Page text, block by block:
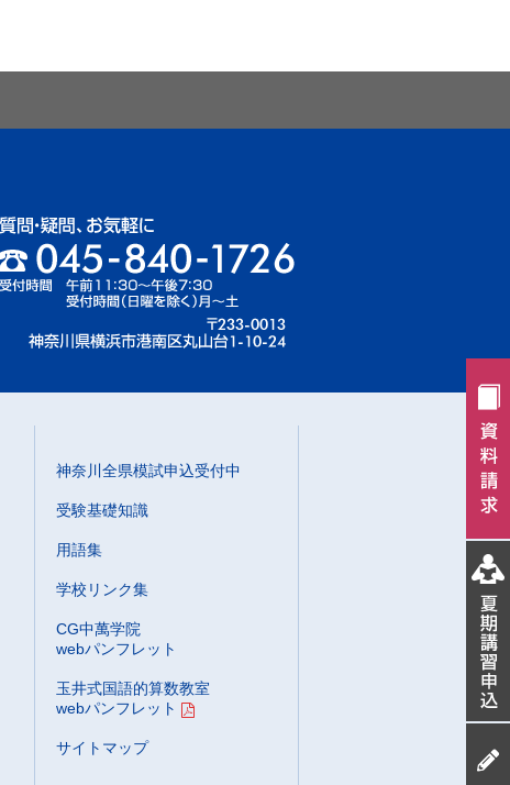
神奈川全県模試申込受付中
受験基礎知識
用語集
学校リンク集
CG中萬学院
webパンフレット
玉井式国語的算数教室
webパンフレット
サイトマップ